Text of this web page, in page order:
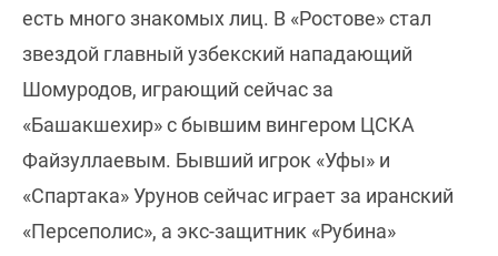
есть много знакомых лиц. В «Ростове» стал
звездой главный узбекский нападающий
Шомуродов, играющий сейчас за
«Башакшехир» с бывшим вингером ЦСКА
Файзуллаевым. Бывший игрок «Уфы» и
«Спартака» Урунов сейчас играет за иранский
«Персеполис», а экс-защитник «Рубина»